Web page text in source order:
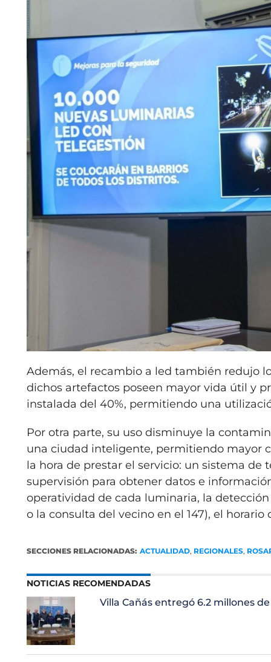
Además, el recambio a led también redujo
dichos artefactos poseen mayor vida útil y
instalada del 40%, permitiendo una
Por otra parte, su uso disminuye la
una ciudad inteligente, permitiendo mayor
la hora de prestar el servicio: un sistema
supervisión para obtener datos e
operatividad de cada luminaria, la
o la consulta del vecino en el 147), el
SECCIONES RELACIONADAS: ACTUALIDAD, REGIONALES,
NOTICIAS RECOMENDADAS
Villa Cañás entregó 6.2 millones